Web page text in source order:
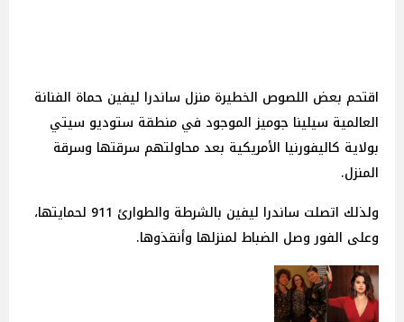
اقتحم بعض اللصوص الخطيرة منزل ساندرا ليفين حماة الفنانة
العالمية سيلينا جوميز الموجود في منطقة ستوديو سيتي
بولاية كاليفورنيا الأمريكية بعد محاولتهم سرقتها وسرقة
المنزل.
ولذلك اتصلت ساندرا ليفين بالشرطة والطوارئ 911 لحمايتها،
وعلى الفور وصل الضباط لمنزلها وأنقذوها.